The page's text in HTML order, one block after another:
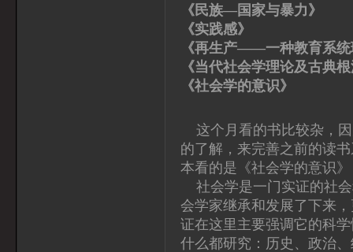
《民族—国家与
《实践感》
《再生产——一种教育系
《当代社会学理论及古
《社会学的意
这个月看的书比较杂，
的了解，来完善之前的读
本看的是《社会学的意识
社会学是一门实证的社会
会学家继承和发展了下来
证在这里主要强调它的科
什么都研究：历史、政治